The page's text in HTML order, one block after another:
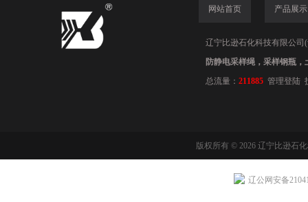
网站首页 产品展示
辽宁比逊石化科技有限公司
防静电采样绳，采样钢瓶
总流量： 211885 管理登陆
版权所有 © 2026 辽宁比逊石
辽公网安备